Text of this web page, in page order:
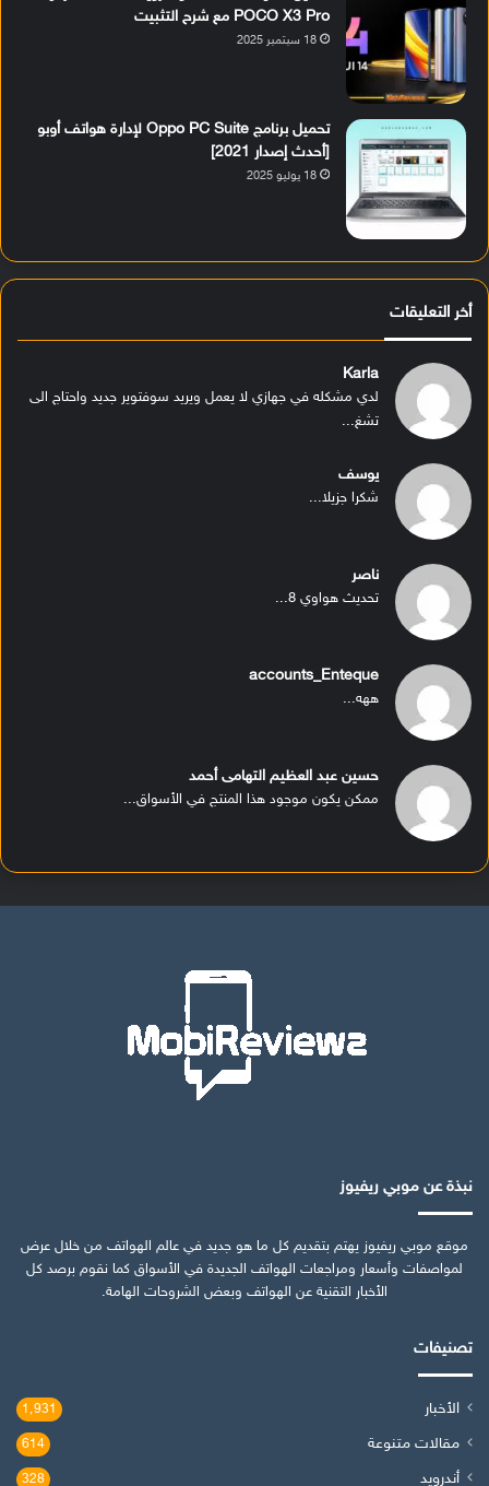
POCO X3 Pro مع شرح التثبيت
18 سبتمبر 2025
تحميل برنامج Oppo PC Suite لإدارة هواتف أوبو
[أحدث إصدار 2021]
18 يوليو 2025
أخر التعليقات
Karla
لدي مشكله في جهازي لا يعمل ويريد سوفتوير جديد واحتاج الى
تشغ...
يوسف
شكرا جزيلا...
ناصر
تحديث هواوي 8...
accounts_Enteque
ههه...
حسين عبد العظيم التهامى أحمد
ممكن يكون موجود هذا المنتج في الأسواق...
نبذة عن موبي ريفيوز
موقع موبي ريفيوز يهتم بتقديم كل ما هو جديد في عالم الهواتف من خلال عرض
لمواصفات وأسعار ومراجعات الهواتف الجديدة في الأسواق كما نقوم برصد كل
الأخبار التقنية عن الهواتف وبعض الشروحات الهامة.
تصنيفات
الأخبار 1٬931
مقالات متنوعة 614
أندرويد 328